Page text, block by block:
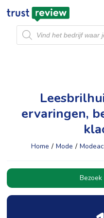
Producten
zoeken
ervaringen,
Home / Mode /